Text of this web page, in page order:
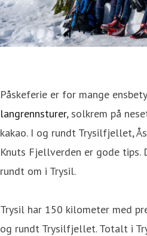
Påskeferie er for mange
langrennsturer, solkrem på
kakao. I og rundt Trysilfjellet,
Knuts Fjellverden er gode tips.
rundt om i Trysil.
Trysil har 150 kilometer med
og rundt Trysilfjellet. Totalt i